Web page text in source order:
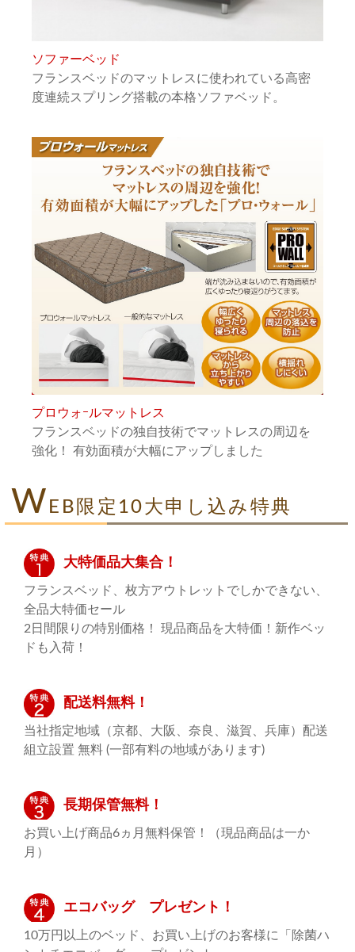
ソファーベッド
フランスベッドのマットレスに使われている高密
度連続スプリング搭載の本格ソファベッド。
プロウォｰルマットレス
フランスベッドの独自技術でマットレスの周辺を
強化！ 有効面積が大幅にアップしました
W EB限定10大申し込み特典
大特価品大集合！
フランスベッド、枚方アウトレットでしかできない、
全品大特価セール
2日間限りの特別価格！ 現品商品を大特価！新作ベッ
ドも入荷！
配送料無料！
当社指定地域（京都、大阪、奈良、滋賀、兵庫）配送
組立設置 無料 (一部有料の地域があります)
長期保管無料！
お買い上げ商品6ヵ月無料保管！（現品商品は一か
月）
エコバッグ プレゼント！
10万円以上のベッド、お買い上げのお客様に「除菌ハ